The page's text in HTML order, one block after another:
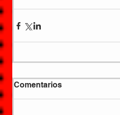
Comentarios